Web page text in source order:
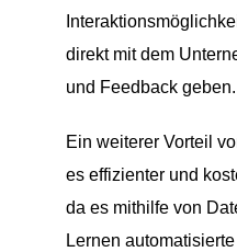
direkt mit dem
und Feedback geben.
Ein weiterer Vorteil
es effizienter und
da es mithilfe von
Lernen